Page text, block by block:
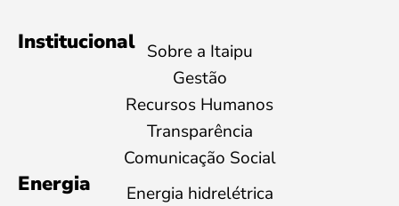
Institucional Sobre a Itaipu
Gestão
Recursos Humanos
Transparência
Comunicação Social
Energia
Energia hidrelétrica